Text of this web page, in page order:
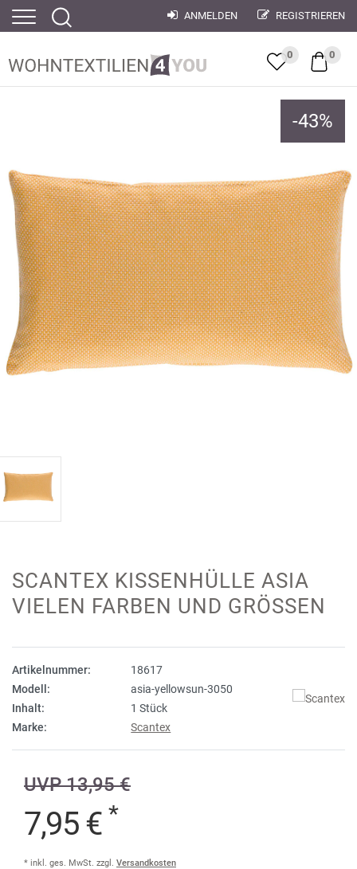
ANMELDEN REGISTRIEREN
0 0
-43%
SCANTEX KISSENHÜLLE ASIA
VIELEN FARBEN UND GRÖSSEN
Artikelnummer:
18617
Modell:
asia-yellowsun-3050
Inhalt:
1 Stück
Marke:
Scantex
UVP 13,95 €
7,95 € *
* inkl. ges. MwSt. zzgl. Versandkosten